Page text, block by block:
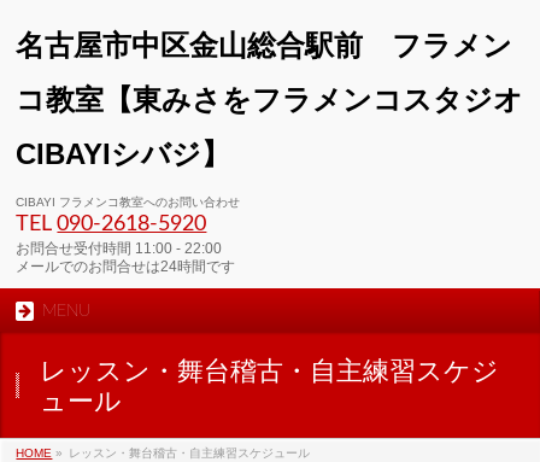
名古屋市中区金山総合駅前 フラメン
コ教室【東みさをフラメンコスタジオ
CIBAYIシバジ】
CIBAYI フラメンコ教室へのお問い合わせ
TEL090-2618‐5920
お問合せ受付時間 11:00 - 22:00
メールでのお問合せは24時間です
MENU
レッスン・舞台稽古・自主練習スケジ
ュール
HOME » レッスン・舞台稽古・自主練習スケジュール